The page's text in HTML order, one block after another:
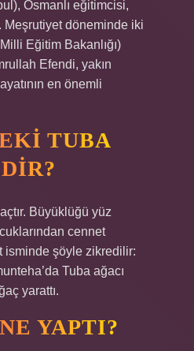
Osmanlı eğitimcisi,
Meşrutiyet döneminde iki
Eğitim Bakanlığı)
Efendi, yakın
en önemli
TUBA
Büyüklüğü yüz
cennet
isminde şöyle zikredilir:
Tuba ağacı
yarattı.
YAPTI?